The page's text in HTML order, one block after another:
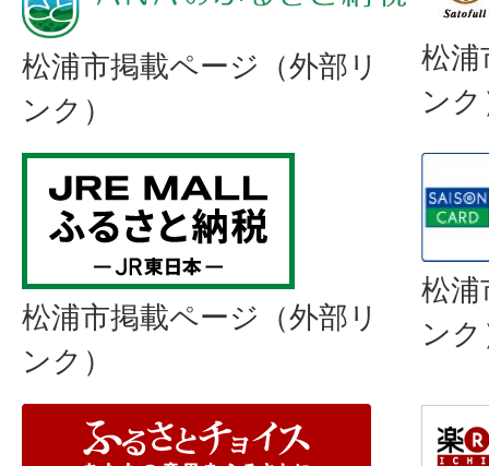
松浦市掲載ページ（外部リ
ンク）
松
ン
松浦市掲載ページ（外部リ
ンク）
松
ン